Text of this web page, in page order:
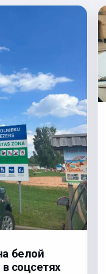
белой
в соцсетях